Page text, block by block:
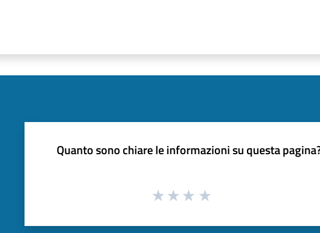
Quanto sono chiare le informazioni su questa